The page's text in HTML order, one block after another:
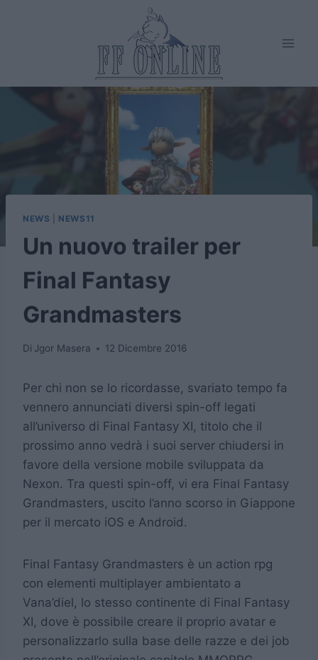
NEWS NEWS11
Un nuovo trailer per
Final Fantasy
Grandmasters
Di Jgor Masera 12 Dicembre 2016
Per chi non se lo ricordasse, svariato tempo fa
vennero annunciati diversi spin-off legati
all’universo di Final Fantasy XI, titolo che il
prossimo anno vedrà i suoi server chiudersi in
favore della versione mobile sviluppata da
Nexon. Tra questi spin-off, vi era Final Fantasy
Grandmasters, uscito l’anno scorso in Giappone
per il mercato iOS e Android.
Final Fantasy Grandmasters è un action rpg
con elementi multiplayer ambientato a
Vana’diel, lo stesso continente di Final Fantasy
XI, dove è possibile creare il proprio avatar e
personalizzarlo sulla base delle razze e dei job